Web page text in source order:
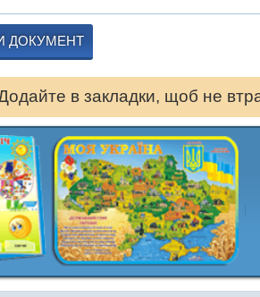
ДОКУМЕНТ
в закладки, щоб не